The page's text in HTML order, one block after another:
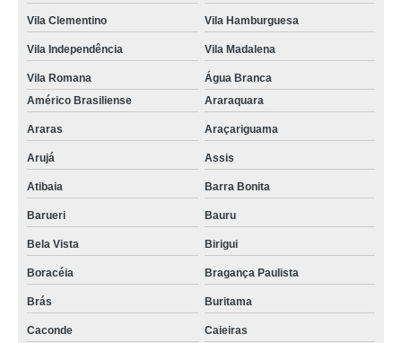
Vila Clementino Vila Hamburguesa
Vila Independência Vila Madalena
Vila Romana
Água Branca
Américo Brasiliense
Araraquara
Araras Araçariguama
Arujá Assis
Atibaia Barra Bonita
Barueri Bauru
Bela Vista Birigui
Boracéia Bragança Paulista
Brás Buritama
Caconde Caieiras